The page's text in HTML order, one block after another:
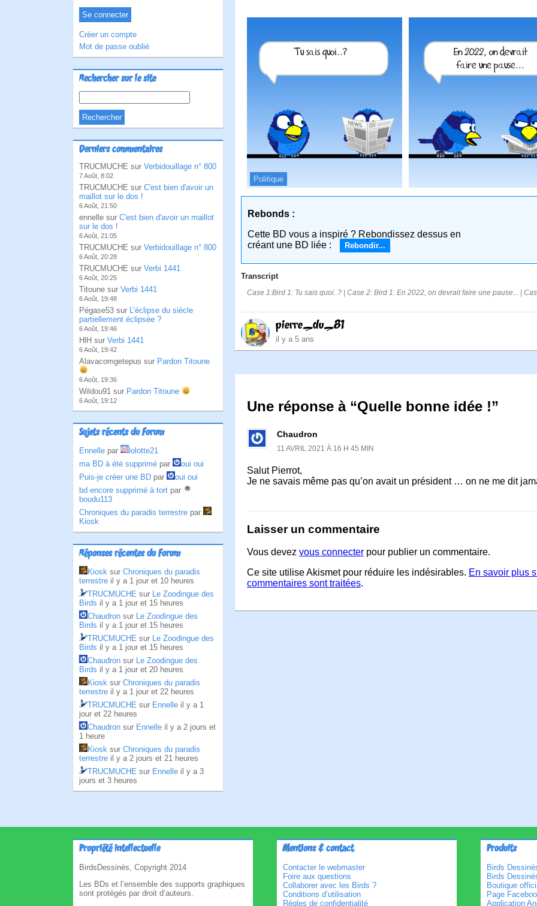
Créer un compte
Mot de passe oublié
Rechercher sur le site
Derniers commentaires
TRUCMUCHE sur Verbidouillage n° 800
7 Août, 8:02
TRUCMUCHE sur C'est bien d'avoir un
maillot sur le dos !
6 Août, 21:50
ennelle sur C'est bien d'avoir un maillot
sur le dos !
6 Août, 21:05
TRUCMUCHE sur Verbidouillage n° 800
6 Août, 20:28
TRUCMUCHE sur Verbi 1441
6 Août, 20:25
Titoune sur Verbi 1441
6 Août, 19:48
Pégase53 sur L’éclipse du siècle
partiellement éclipsée ?
6 Août, 19:46
HlH sur Verbi 1441
6 Août, 19:42
Alavacomgetepus sur Pardon Titoune
6 Août, 19:36
Wildou91 sur Pardon Titoune
6 Août, 19:12
Sujets récents du Forum
Ennelle par
lolotte21
ma BD à été supprimé par
oui oui
Puis-je créer une BD par
oui oui
bd encore supprimé à tort par
boudu113
Chroniques du paradis terrestre par
Kiosk
Réponses récentes du Forum
Kiosk sur Chroniques du paradis
terrestre il y a 1 jour et 10 heures
TRUCMUCHE sur Le Zoodingue des
Birds il y a 1 jour et 15 heures
Chaudron sur Le Zoodingue des
Birds il y a 1 jour et 15 heures
TRUCMUCHE sur Le Zoodingue des
Birds il y a 1 jour et 15 heures
Chaudron sur Le Zoodingue des
Birds il y a 1 jour et 20 heures
Kiosk sur Chroniques du paradis
terrestre il y a 1 jour et 22 heures
TRUCMUCHE sur Ennelle il y a 1
jour et 22 heures
Chaudron sur Ennelle il y a 2 jours et
1 heure
Kiosk sur Chroniques du paradis
terrestre il y a 2 jours et 21 heures
TRUCMUCHE sur Ennelle il y a 3
jours et 3 heures
Politique
Rebonds :
Cette BD vous a inspiré ? Rebondissez dessus en
créant une BD liée :
Rebondir...
Transcript
Case 1:Bird 1: Tu sais quoi..? | Case 2: Bird 1: En 2022, on devrait faire une pause... |
pierre_du_81
il y a 5 ans
Une réponse à “Quelle bonne idée !”
Chaudron
11 AVRIL 2021 À 16 H 45 MIN
Salut Pierrot,
Je ne savais même pas qu’on avait un président … on ne me dit
Laisser un commentaire
Vous devez vous connecter pour publier un commentaire.
Ce site utilise Akismet pour réduire les indésirables. En savoir plus
commentaires sont traitées.
Propriété intellectuelle
BirdsDessinés, Copyright 2014
Les BDs et l’ensemble des supports graphiques
sont protégés par droit d’auteurs.
Mentions & contact
Contacter le webmaster
Foire aux questions
Collaborer avec les Birds ?
Conditions d’utilisation
Règles de confidentialité
Produits
Birds
Birds
Boutique
Page
Application